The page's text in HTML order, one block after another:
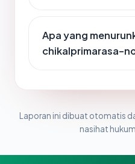
Apa yang
chikalprimarasa-
Laporan ini dibuat otomatis
nasihat